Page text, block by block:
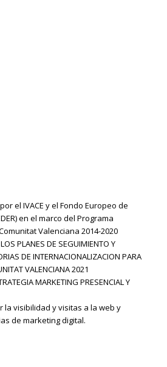
el IVACE y el Fondo Europeo de
en el marco del Programa
Valenciana 2014-2020
PLANES DE SEGUIMIENTO Y
DE INTERNACIONALIZACION PARA
VALENCIANA 2021
MARKETING PRESENCIAL Y
la visibilidad y visitas a la web y
de marketing digital.